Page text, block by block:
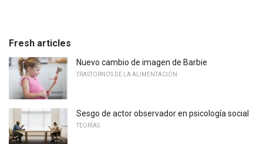
Fresh articles
Nuevo cambio de imagen de Barbie
TRASTORNOS DE LA ALIMENTACIÓN
Sesgo de actor observador en psicología social
TEORÍAS